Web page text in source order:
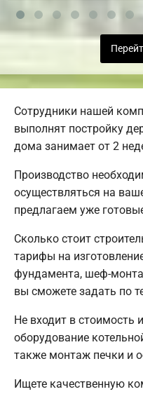
Сотрудники нашей
выполнят постройку
дома занимает от 2
Производство
осуществляться на
предлагаем уже
Сколько стоит
тарифы на
фундамента, шеф-
вы сможете задать по
Не входит в стоимость
оборудование
также монтаж печки и
Ищете качественную